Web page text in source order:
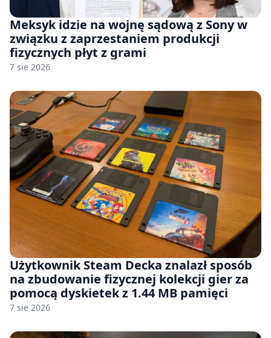
Meksyk idzie na wojnę sądową z Sony w
związku z zaprzestaniem produkcji
fizycznych płyt z grami
7 sie 2026
Użytkownik Steam Decka znalazł sposób
na zbudowanie fizycznej kolekcji gier za
pomocą dyskietek z 1.44 MB pamięci
7 sie 2026